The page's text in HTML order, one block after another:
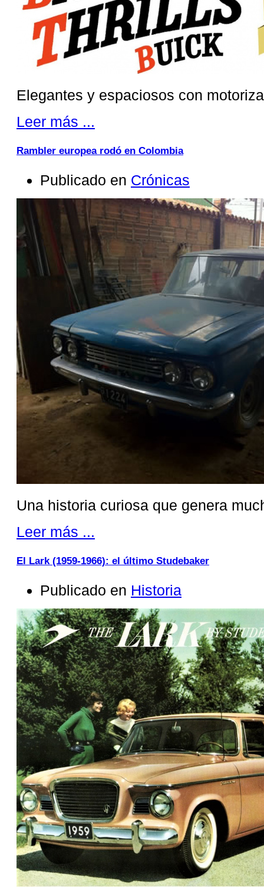
Elegantes y espaciosos con
Leer más ...
Rambler europea rodó en Colombia
Publicado en Crónicas
Una historia curiosa que genera
Leer más ...
El Lark (1959-1966): el último Studebaker
Publicado en Historia